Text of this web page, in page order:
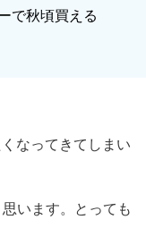
で秋頃買える
なってきてしまい
います。とっても